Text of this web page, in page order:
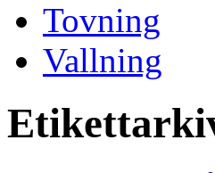
Tovning
Vallning